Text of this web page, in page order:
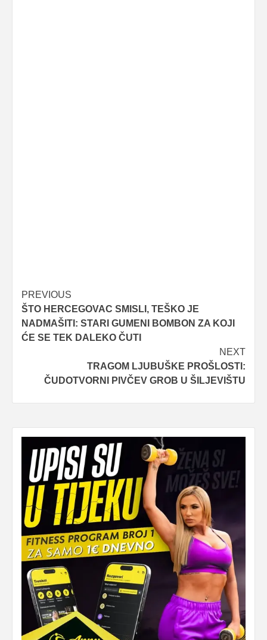
Post
navigation
PREVIOUS
ŠTO HERCEGOVAC SMISLI, TEŠKO JE
NADMAŠITI: STARI GUMENI BOMBON ZA KOJI
ĆE SE TEK DALEKO ČUTI
NEXT
TRAGOM LJUBUŠKE PROŠLOSTI:
ČUDOTVORNI PIVČEV GROB U ŠILJEVIŠTU